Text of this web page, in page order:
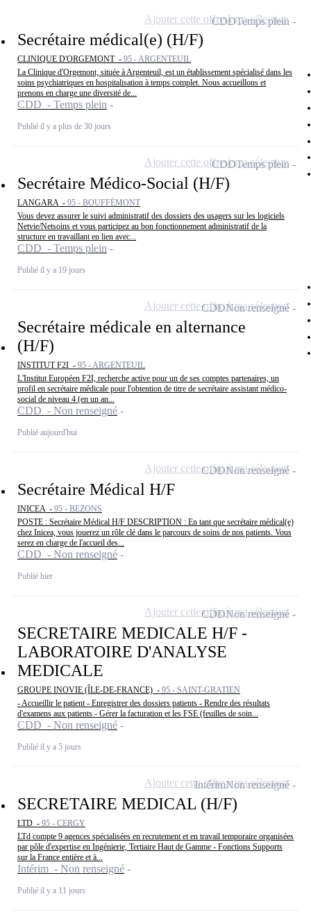
Secrétaire médical(e) (H/F)
CLINIQUE D'ORGEMONT - 95 - ARGENTEUIL
La Clinique d'Orgemont, située à Argenteuil, est un établissement spécialisé dans les
soins psychiatriques en hospitalisation à temps complet. Nous accueillons et
prenons en charge une diversité de...
CDD - Temps plein
Publié il y a plus de 30 jours
CDDTemps plein
Ajouter cette offre à ma sélection
Secrétaire Médico-Social (H/F)
LANGARA - 95 - BOUFFÉMONT
Vous devez assurer le suivi administratif des dossiers des usagers sur les logiciels
Netvie/Netsoins et vous participez au bon fonctionnement administratif de la
structure en travaillant en lien avec...
CDD - Temps plein
Publié il y a 19 jours
CDDTemps plein
Ajouter cette offre à ma sélection
Secrétaire médicale en alternance
(H/F)
INSTITUT F2I - 95 - ARGENTEUIL
L'Institut Européen F2I, recherche active pour un de ses comptes partenaires, un
profil en secrétaire médicale pour l'obtention de titre de secrétaire assistant médico-
social de niveau 4 (en un an...
CDD - Non renseigné
Publié aujourd'hui
CDDNon renseigné
Ajouter cette offre à ma sélection
Secrétaire Médical H/F
INICEA - 95 - BEZONS
POSTE : Secrétaire Médical H/F DESCRIPTION : En tant que secrétaire médical(e)
chez Inicea, vous jouerez un rôle clé dans le parcours de soins de nos patients. Vous
serez en charge de l'accueil des...
CDD - Non renseigné
Publié hier
CDDNon renseigné
Ajouter cette offre à ma sélection
SECRETAIRE MEDICALE H/F -
LABORATOIRE D'ANALYSE
MEDICALE
GROUPE INOVIE (ÎLE-DE-FRANCE) - 95 - SAINT-GRATIEN
- Accueillir le patient - Enregistrer des dossiers patients - Rendre des résultats
d'examens aux patients - Gérer la facturation et les FSE (feuilles de soin...
CDD - Non renseigné
Publié il y a 5 jours
CDDNon renseigné
Ajouter cette offre à ma sélection
SECRETAIRE MEDICAL (H/F)
LTD - 95 - CERGY
LTd compte 9 agences spécialisées en recrutement et en travail temporaire organisées
par pôle d'expertise en Ingénierie, Tertiaire Haut de Gamme - Fonctions Supports
sur la France entière et à...
Intérim - Non renseigné
Publié il y a 11 jours
IntérimNon renseigné
Ajouter cette offre à ma sélection